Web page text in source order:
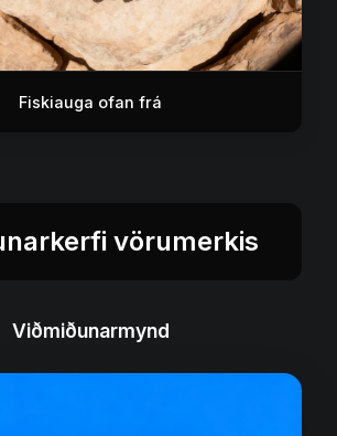
Fiskiauga ofan frá
vörumerkis
Viðmiðunarmynd